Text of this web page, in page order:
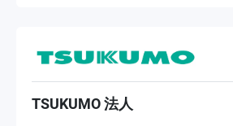
TSUKUMO 法人